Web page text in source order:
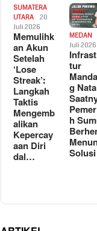
SUMATERA
UTARA
20
Juli 2026
Memulihk
an Akun
Setelah
‘Lose
Streak’:
Langkah
Taktis
Mengemb
alikan
Kepercay
aan Diri
dal…
MEDAN
Juli 2026
tur
g
h
Solusi